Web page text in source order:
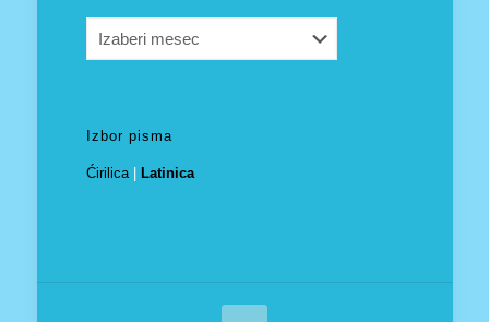
Izbor pisma
Ćirilica| Latinica